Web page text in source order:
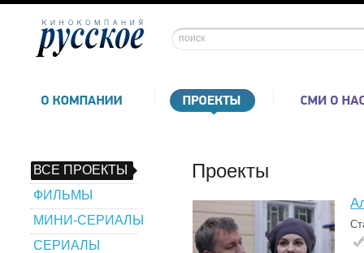
ВСЕ ПРОЕКТЫ
ФИЛЬМЫ
МИНИ-СЕРИАЛЫ
СЕРИАЛЫ
Проекты